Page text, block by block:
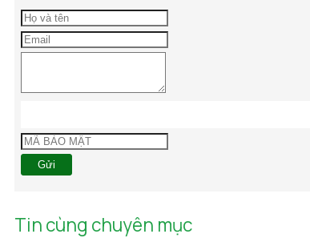
Gửi
Tin cùng chuyên mục